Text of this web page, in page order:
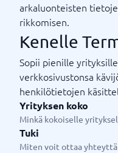
arkaluonteisten
rikkomisen.
Kenelle
Sopii pienille
verkkosivustonsa
henkilötietojen
Yrityksen koko
Minkä kokoiselle
Tuki
Miten voit ottaa